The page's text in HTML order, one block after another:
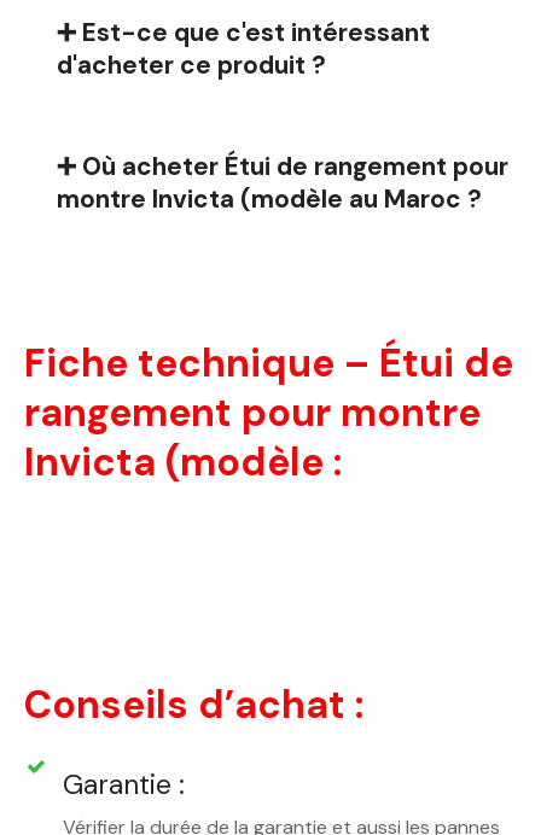
➕ Est-ce que c'est intéressant
d'acheter ce produit ?
➕ Où acheter Étui de rangement pour
montre Invicta (modèle au Maroc ?
Fiche technique – Étui de
rangement pour montre
Invicta (modèle :
Conseils d’achat :
Garantie :
Vérifier la durée de la garantie et aussi les pannes